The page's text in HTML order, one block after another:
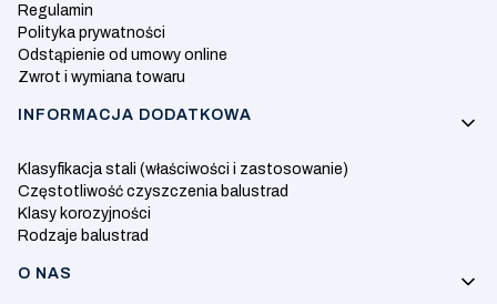
Regulamin
Polityka prywatności
Odstąpienie od umowy online
Zwrot i wymiana towaru
INFORMACJA DODATKOWA
Klasyfikacja stali (właściwości i zastosowanie)
Częstotliwość czyszczenia balustrad
Klasy korozyjności
Rodzaje balustrad
O NAS